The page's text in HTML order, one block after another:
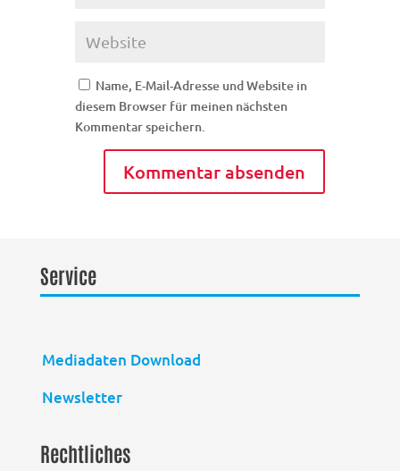
Name, E-Mail-Adresse und Website in
diesem Browser für meinen nächsten
Kommentar speichern.
Service
Mediadaten Download
Newsletter
Rechtliches